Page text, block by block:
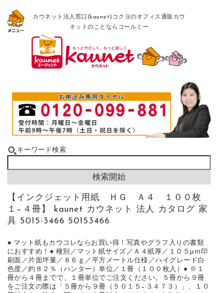
カウネット法人窓口(kaunet)コクヨのオフィス通販カウ
ネットのことならコールミー
キーワード検索
【インクジェット用紙 ＨＧ Ａ４ １００枚
１−４冊】 kaunet カウネット 法人 カタログ 家
具 5015-3466 50153466
● マット紙もカウコレならお買い得！写真やグラフ入りの書類
におすすめ！● 種別／マット紙サイズ／Ａ４紙厚／１０５μｍ印
刷面／片面坪量／８６ｇ／平方メートル仕様／ハイグレード白
色度／約８２％（ハンター）単位／１冊（１００枚入）● ※１
冊から４冊までで、１冊単位でご注文ください。５冊から９冊
をご注文の際は「５冊から９冊（５０１５−３４７３）」、１０